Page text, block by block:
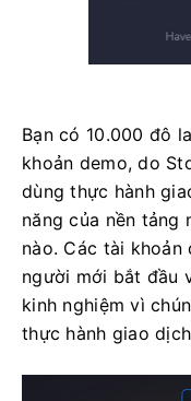
Bạn có 10.000 đô
khoản demo, do
dùng thực hành
năng của nền tảng
nào. Các tài
người mới bắt đầu
kinh nghiệm vì
thực hành giao